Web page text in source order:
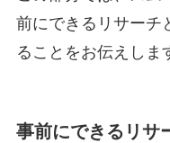
前にできるリサーチ
ることをお伝えしま
事前にできるリサ